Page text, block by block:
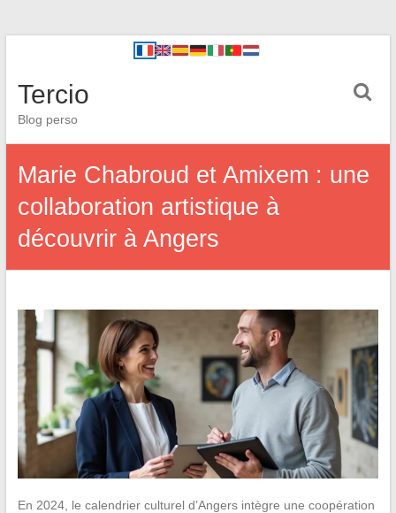
Tercio
Blog perso
Marie Chabroud et Amixem : une
collaboration artistique à
découvrir à Angers
En 2024, le calendrier culturel d’Angers intègre une coopération